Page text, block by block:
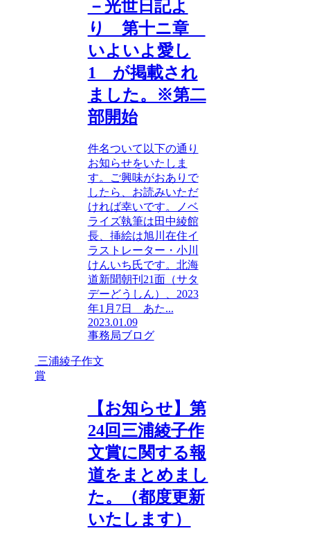
－光世日記よ
り 第十ニ章
いよいよ愛し
1 が掲載され
ました。※第二
部開始
件名ついて以下の通り
お知らせをいたしま
す。ご興味がおありで
したら、お読みいただ
ければ幸いです。ノベ
ライズ執筆は田中綾館
長、挿絵は旭川在住イ
ラストレーター・小川
けんいち氏です。北海
道新聞朝刊21面（サタ
デーどうしん）、2023
年1月7日 あた...
2023.01.09
事務局ブログ
三浦綾子作文
賞
【お知らせ】第
24回三浦綾子作
文賞に関する報
道をまとめまし
た。（都度更新
いたします）